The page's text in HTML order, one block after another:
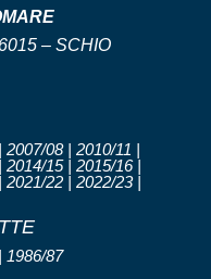
– SCHIO
08 | 2010/11 |
2014/15 | 2015/16 |
2021/22 | 2022/23 |
1986/87